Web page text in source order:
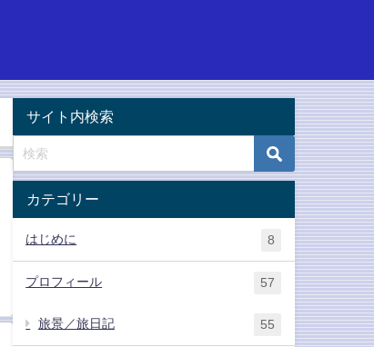
サイト内検索
カテゴリー
はじめに 8
プロフィール 57
旅景／旅日記 55